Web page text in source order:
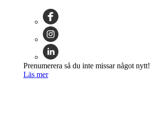
Prenumerera så du inte missar något nytt!
Läs mer